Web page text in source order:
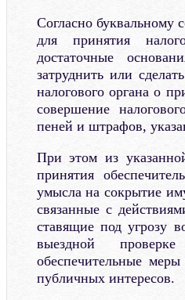
Согласно буквальному
для принятия
достаточные
затруднить или
налогового органа о
совершение
пеней и штрафов,
При этом из
принятия
умысла на сокрытие
связанные с
ставящие под угрозу
выездной
обеспечительные
публичных интересов.